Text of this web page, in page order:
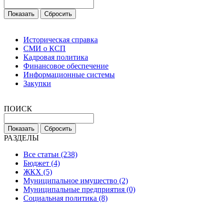
Историческая справка
СМИ о КСП
Кадровая политика
Финансовое обеспечение
Информационные системы
Закупки
ПОИСК
РАЗДЕЛЫ
Все статьи (238)
Бюджет (4)
ЖКХ (5)
Муниципальное имущество (2)
Муниципальные предприятия (0)
Социальная политика (8)